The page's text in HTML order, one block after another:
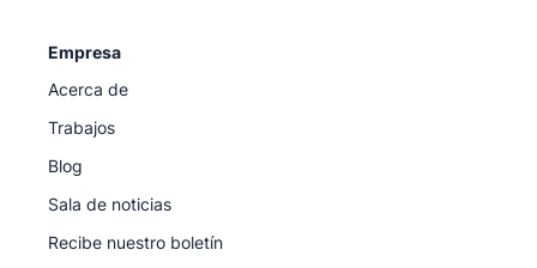
Empresa
Acerca de
Trabajos
Blog
Sala de noticias
Recibe nuestro boletín